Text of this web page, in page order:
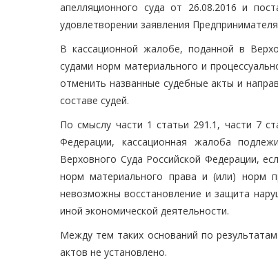
апелляционного суда от 26.08.2016 и
удовлетворении заявления
В кассационной жалобе, поданной в
судами норм материального и
отменить названные судебные акты и
составе судей.
По смыслу части 1 статьи 291.1, части 7
Федерации, кассационная жалоба
Верховного Суда Российской Федерации,
норм материального права и (или) норм
невозможны восстановление и защита
иной экономической деятельности.
Между тем таких оснований по
актов не установлено.